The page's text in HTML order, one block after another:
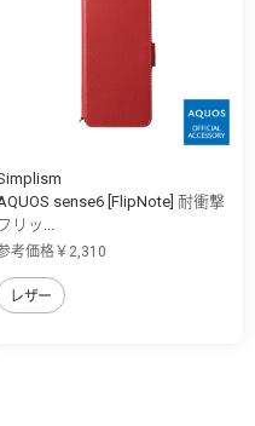
sense6 [FlipNote] 耐衝撃
フリッ...
考価格￥2,310
レザー